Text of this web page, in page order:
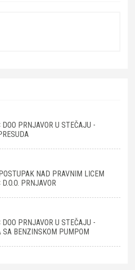
PRNJAVOR U STEČAJU -
NAD PRAVNIM LICEM
PRNJAVOR
PRNJAVOR U STEČAJU -
BENZINSKOM PUMPOM